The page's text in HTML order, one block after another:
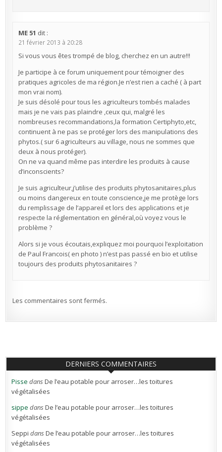
ME 51 dit :
21 février 2013 à 20:28
Si vous vous êtes trompé de blog, cherchez en un autre!!!
Je participe à ce forum uniquement pour témoigner des
pratiques agricoles de ma région.Je n’est rien a caché ( à part
mon vrai nom).
Je suis désolé pour tous les agriculteurs tombés malades
mais je ne vais pas plaindre ,ceux qui, malgré les
nombreuses recommandations,la formation Certiphyto,etc,
continuent à ne pas se protéger lors des manipulations des
phytos.( sur 6 agriculteurs au village, nous ne sommes que
deux à nous protéger).
On ne va quand même pas interdire les produits à cause
d’inconscients?
Je suis agriculteur,j’utilise des produits phytosanitaires,plus
ou moins dangereux en toute conscience,je me protège lors
du remplissage de l’appareil et lors des applications et je
respecte la réglementation en général,où voyez vous le
problème ?
Alors si je vous écoutais,expliquez moi pourquoi l’exploitation
de Paul Francois( en photo ) n’est pas passé en bio et utilise
toujours des produits phytosanitaires ?
Les commentaires sont fermés.
DERNIERS COMMENTAIRES
Pisse dansDe l’eau potable pour arroser…les toitures
végétalisées
sippe dansDe l’eau potable pour arroser…les toitures
végétalisées
Seppi dansDe l’eau potable pour arroser…les toitures
végétalisées